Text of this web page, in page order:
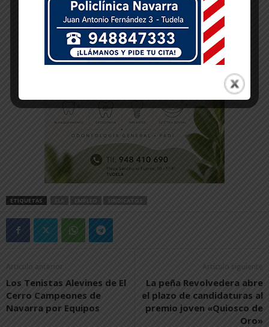
ETIQUETAS ELA EMPLEO SINDICATOS
Artículo anterior
Los Tenistas Alevines de El
Cerro Campeones de
Navarra por Equipos
Artículo siguiente
La peña Revolvedera abre
el plazo de candidaturas al
premio joven «Quiosco de
Oro»